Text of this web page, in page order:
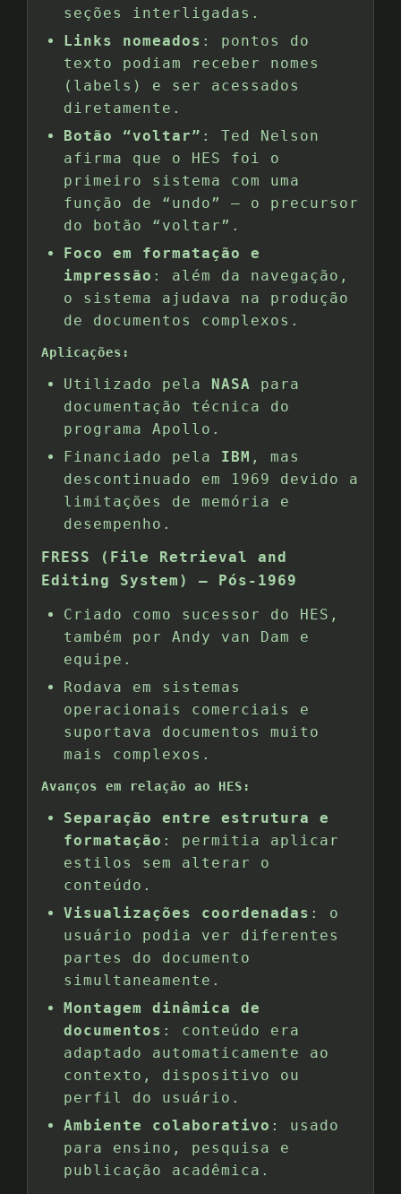
seções interligadas.
Links nomeados : pontos do
texto podiam receber nomes
(labels) e ser acessados
diretamente.
Botão “voltar” : Ted Nelson
afirma que o HES foi o
primeiro sistema com uma
função de “undo” — o precursor
do botão “voltar”.
Foco em formatação e
impressão : além da navegação,
o sistema ajudava na produção
de documentos complexos.
Aplicações:
Utilizado pela NASA para
documentação técnica do
programa Apollo.
Financiado pela IBM , mas
descontinuado em 1969 devido a
limitações de memória e
desempenho.
FRESS (File Retrieval and
Editing System) – Pós-1969
Criado como sucessor do HES,
também por Andy van Dam e
equipe.
Rodava em sistemas
operacionais comerciais e
suportava documentos muito
mais complexos.
Avanços em relação ao HES:
Separação entre estrutura e
formatação : permitia aplicar
estilos sem alterar o
conteúdo.
Visualizações coordenadas : o
usuário podia ver diferentes
partes do documento
simultaneamente.
Montagem dinâmica de
documentos : conteúdo era
adaptado automaticamente ao
contexto, dispositivo ou
perfil do usuário.
Ambiente colaborativo : usado
para ensino, pesquisa e
publicação acadêmica.